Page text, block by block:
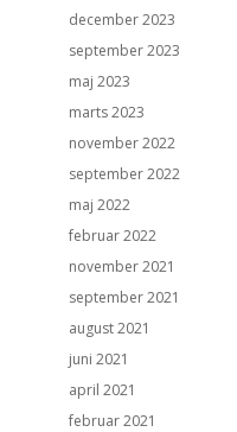
december 2023
september 2023
maj 2023
marts 2023
november 2022
september 2022
maj 2022
februar 2022
november 2021
september 2021
august 2021
juni 2021
april 2021
februar 2021